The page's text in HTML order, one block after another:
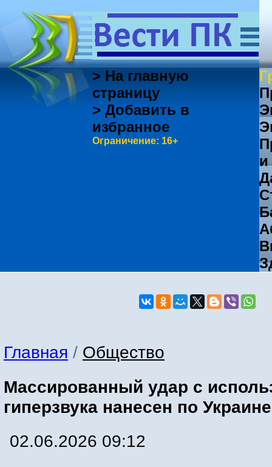
> На главную
страницу
> Добавить в
избранное
Ограничение: 16+
Главная / Общество
Массированный удар с
гиперзвука нанесен по Украине
02.06.2026 09:12